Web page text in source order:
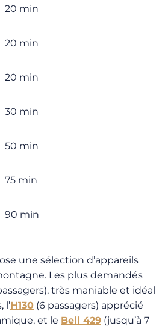
20 min
20 min
20 min
30 min
50 min
75 min
90 min
une sélection d’appareils
Les plus demandés
très maniable et idéal
l’H130 (6 passagers) apprécié
et le Bell 429 (jusqu’à 7